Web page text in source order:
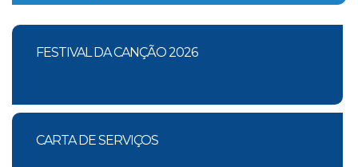
FESTIVAL DA CANÇÃO 2026
CARTA DE SERVIÇOS